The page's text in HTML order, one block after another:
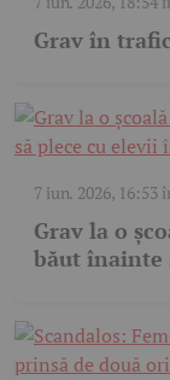
Grav în
7 iun. 2026, 16:53
Grav la o
băut înainte